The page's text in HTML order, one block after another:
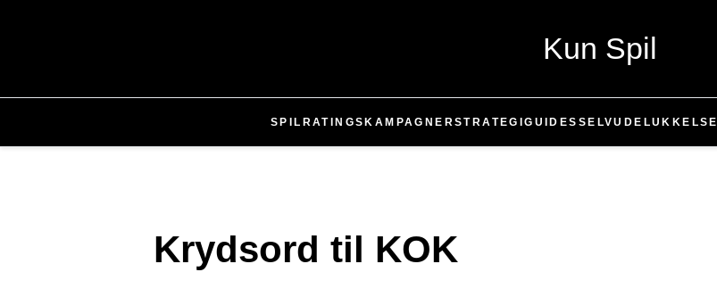
Kun Spil
SPIL RATINGS KAMPAGNERSTRATEGIGUIDES SELVUDELUKKELSE
Krydsord til KOK